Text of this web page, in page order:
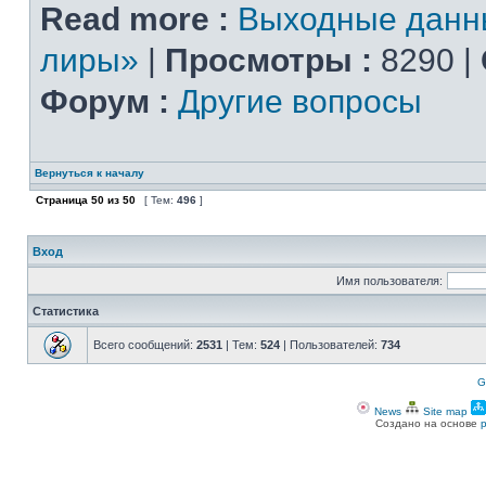
Read more : Выходные
лиры» | Просмотры : 8290 |
Форум : Другие вопросы
Вернуться к началу
Страница 50 из 50 [ Тем: 496 ]
Вход
Имя пользователя:
Статистика
Всего сообщений: 2531 | Тем: 524 | Пользователей: 734
News Site map
Создано на основе